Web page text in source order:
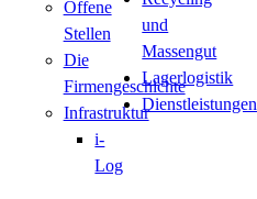
Offene
Stellen
Die
Firmengeschichte
Infrastruktur
i-
Log
und
Massengut
Lagerlogistik
Dienstleistungen